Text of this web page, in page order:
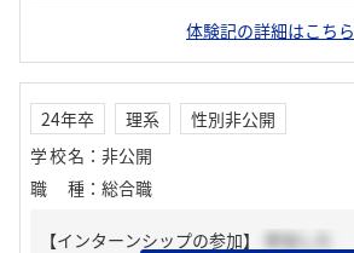
体験記の詳細はこちら
24年卒 理系
性別非公開
学校名 ： 非公開
職種 ： 総合職
【インターンシップの参加】
参加した